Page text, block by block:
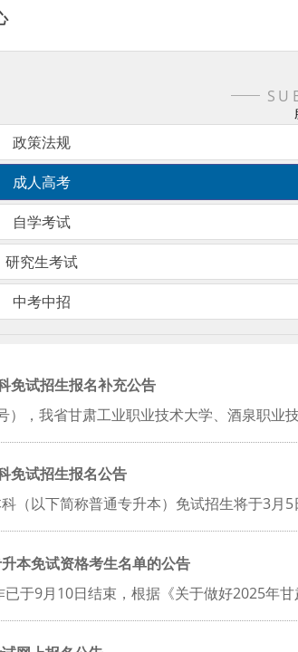
政策法规
成人高考
自学考试
研究生考试
中考中招
免试招生报名补充公告
），我省甘肃工业职业技术大学、酒泉职业
免试招生报名公告
（以下简称普通专升本）免试招生将于3月
本免试资格考生名单的公告
于9月10日结束，根据《关于做好2025年